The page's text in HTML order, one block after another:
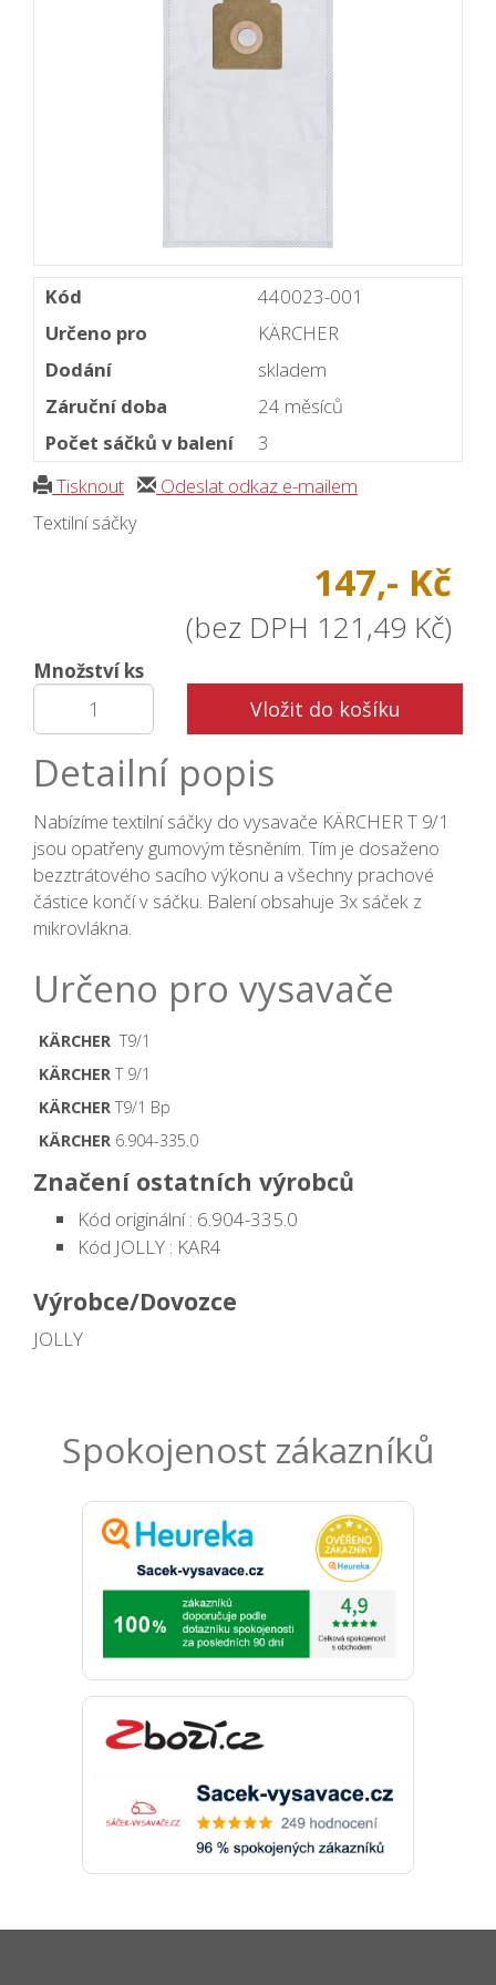
Kód
440023-001
Určeno pro
KÄRCHER
Dodání
skladem
Záruční doba
24 měsíců
Počet sáčků v balení
3
Tisknout
Odeslat odkaz e-mailem
Textilní sáčky
147,- Kč
(bez DPH 121,49 Kč)
Množství ks
Vložit do košíku
Detailní popis
Nabízíme textilní sáčky do vysavače KÄRCHER T 9/1
jsou opatřeny gumovým těsněním. Tím je dosaženo
bezztrátového sacího výkonu a všechny prachové
částice končí v sáčku. Balení obsahuje 3x sáček z
mikrovlákna.
Určeno pro vysavače
KÄRCHER T9/1
KÄRCHER T 9/1
KÄRCHER T9/1 Bp
KÄRCHER 6.904-335.0
Značení ostatních výrobců
Kód originální : 6.904-335.0
Kód JOLLY : KAR4
Výrobce/Dovozce
JOLLY
Spokojenost zákazníků